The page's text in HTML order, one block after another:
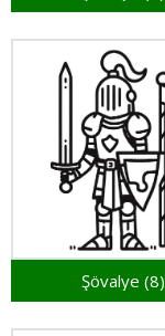
Şövalye (8)